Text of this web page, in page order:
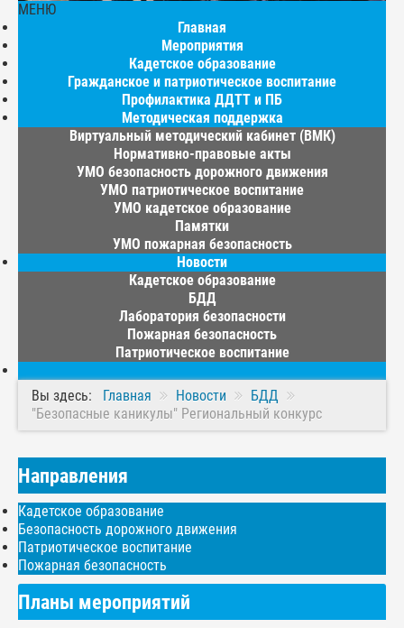
МЕНЮ
Главная
Мероприятия
Кадетское образование
Гражданское и патриотическое воспитание
Профилактика ДДТТ и ПБ
Методическая поддержка
Виртуальный методический кабинет (ВМК)
Нормативно-правовые акты
УМО безопасность дорожного движения
УМО патриотическое воспитание
УМО кадетское образование
Памятки
УМО пожарная безопасность
Новости
Кадетское образование
БДД
Лаборатория безопасности
Пожарная безопасность
Патриотическое воспитание
Вы здесь: Главная Новости
БДД
"Безопасные каникулы" Региональный конкурс
Направления
Кадетское образование
Безопасность дорожного движения
Патриотическое воспитание
Пожарная безопасность
Планы мероприятий